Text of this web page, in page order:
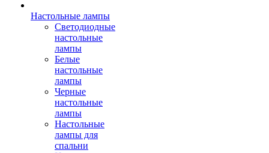
Настольные лампы
Светодиодные
настольные
лампы
Белые
настольные
лампы
Черные
настольные
лампы
Настольные
лампы для
спальни